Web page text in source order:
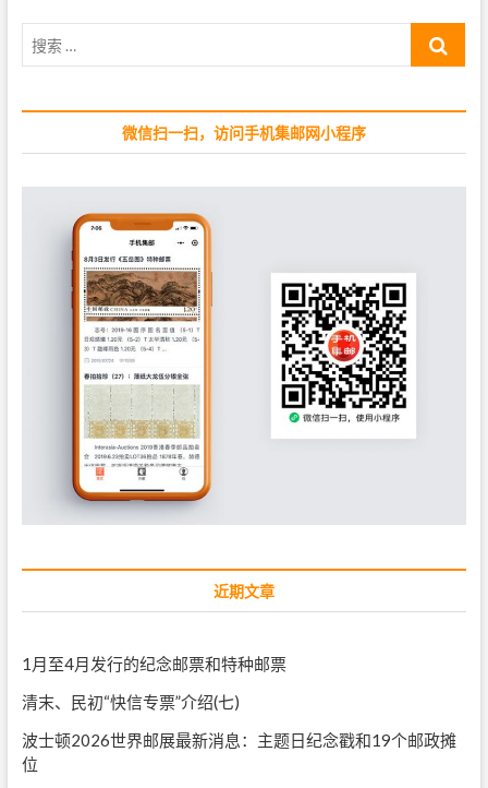
s
:
:
微信扫一扫，访问手机集邮网小程序
近期文章
1月至4月发行的纪念邮票和特种邮票
清末、民初“快信专票”介绍(七)
波士顿2026世界邮展最新消息：主题日纪念戳和19个邮政摊
位